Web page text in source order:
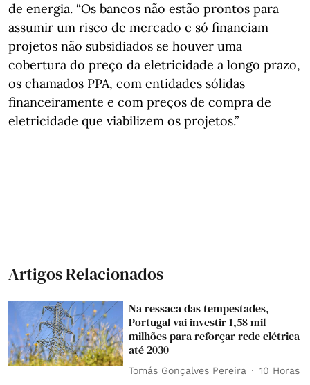
de energia. “Os bancos não estão prontos para
assumir um risco de mercado e só financiam
projetos não subsidiados se houver uma
cobertura do preço da eletricidade a longo prazo,
os chamados PPA, com entidades sólidas
financeiramente e com preços de compra de
eletricidade que viabilizem os projetos.”
Artigos Relacionados
Na ressaca das tempestades,
Portugal vai investir 1,58 mil
milhões para reforçar rede elétrica
até 2030
Tomás Gonçalves Pereira 10 Horas